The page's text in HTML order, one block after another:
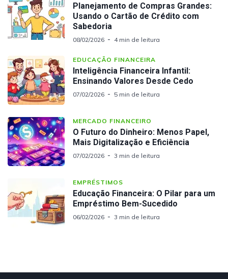
Planejamento de Compras Grandes:
Usando o Cartão de Crédito com
Sabedoria
08/02/2026 4 min de leitura
EDUCAÇÃO FINANCEIRA
Inteligência Financeira Infantil:
Ensinando Valores Desde Cedo
07/02/2026 5 min de leitura
MERCADO FINANCEIRO
O Futuro do Dinheiro: Menos Papel,
Mais Digitalização e Eficiência
07/02/2026 3 min de leitura
EMPRÉSTIMOS
Educação Financeira: O Pilar para um
Empréstimo Bem-Sucedido
06/02/2026 3 min de leitura